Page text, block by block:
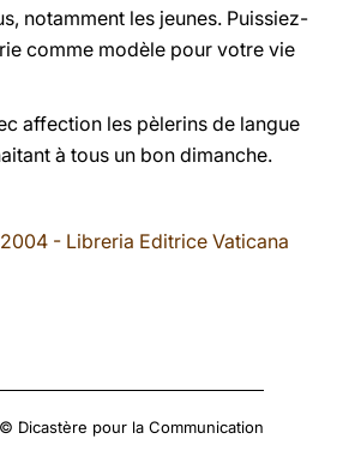
notamment les jeunes. Puissiez-
comme modèle pour votre vie
affection les pèlerins de langue
à tous un bon dimanche.
- Libreria Editrice Vaticana
Dicastère pour la Communication